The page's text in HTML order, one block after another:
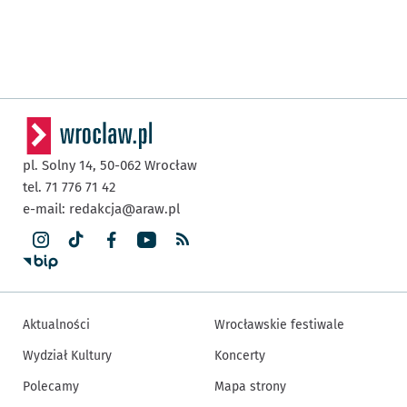
pl. Solny 14, 50-062 Wrocław
tel. 71 776 71 42
e-mail: redakcja@araw.pl
Aktualności
Wydział Kultury
Polecamy
Wrocławskie festiwale
Koncerty
Mapa strony